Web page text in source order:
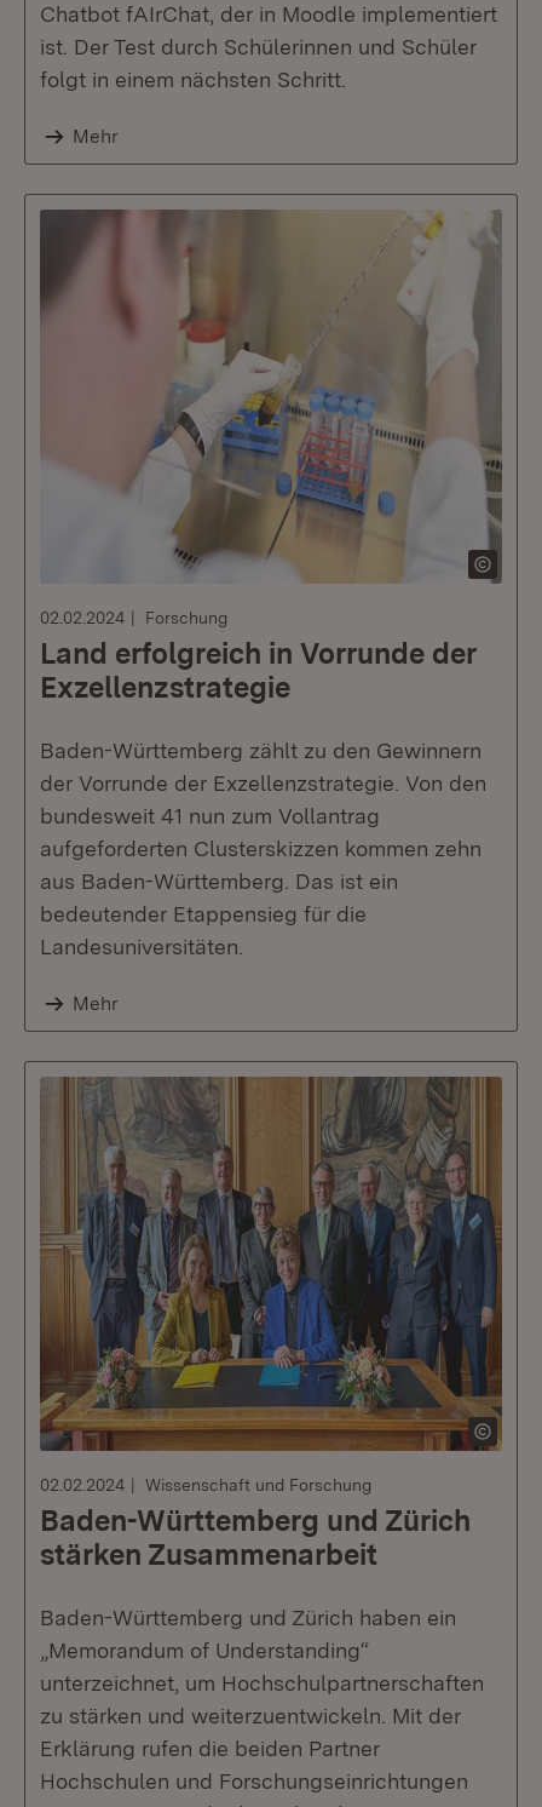
Chatbot fAIrChat, der in Moodle implementiert
ist. Der Test durch Schülerinnen und Schüler
folgt in einem nächsten Schritt.
Mehr
02.02.2024 Forschung
Land erfolgreich in Vorrunde der
Exzellenzstrategie
Baden-Württemberg zählt zu den Gewinnern
der Vorrunde der Exzellenzstrategie. Von den
bundesweit 41 nun zum Vollantrag
aufgeforderten Clusterskizzen kommen zehn
aus Baden-Württemberg. Das ist ein
bedeutender Etappensieg für die
Landesuniversitäten.
Mehr
02.02.2024 Wissenschaft und Forschung
Baden-Württemberg und Zürich
stärken Zusammenarbeit
Baden-Württemberg und Zürich haben ein
„Memorandum of Understanding“
unterzeichnet, um Hochschulpartnerschaften
zu stärken und weiterzuentwickeln. Mit der
Erklärung rufen die beiden Partner
Hochschulen und Forschungseinrichtungen